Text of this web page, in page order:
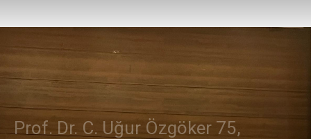
Prof. Dr. C. Uğur Özgöker 75,